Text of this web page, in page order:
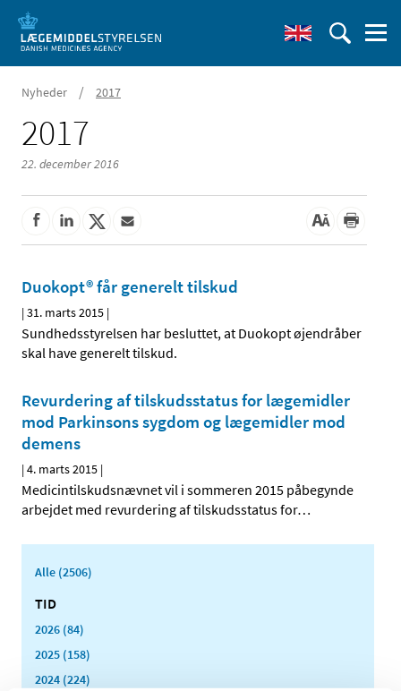
Nyheder / 2017
2017
22. december 2016
Duokopt® får generelt tilskud
|31. marts 2015 |
Sundhedsstyrelsen har besluttet, at Duokopt øjendråber
skal have generelt tilskud.
Revurdering af tilskudsstatus for lægemidler
mod Parkinsons sygdom og lægemidler mod
demens
|4. marts 2015 |
Medicintilskudsnævnet vil i sommeren 2015 påbegynde
arbejdet med revurdering af tilskudsstatus for…
Alle (2506)
TID
2026 (84)
2025 (158)
2024 (224)